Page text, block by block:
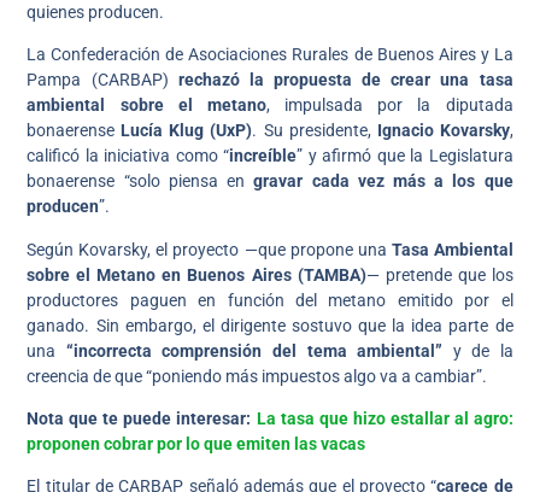
quienes producen.
La Confederación de Asociaciones Rurales de Buenos Aires y La
Pampa (CARBAP) rechazó la propuesta de crear una tasa
ambiental sobre el metano, impulsada por la diputada
bonaerense Lucía Klug (UxP). Su presidente, Ignacio Kovarsky,
calificó la iniciativa como “increíble” y afirmó que la Legislatura
bonaerense “solo piensa engravar cada vez más a los que
producen”.
Según Kovarsky, el proyecto —que propone una Tasa Ambiental
sobre el Metano en Buenos Aires (TAMBA)— pretende que los
productores paguen en función del metano emitido por el
ganado. Sin embargo, el dirigente sostuvo que la idea parte de
una “incorrecta comprensión del tema ambiental” y de la
creencia de que “poniendo más impuestos algo va a cambiar”.
Nota que te puede interesar: La tasa que hizo estallar al agro:
proponen cobrar por lo que emiten las vacas
El titular de CARBAP señaló además que el proyecto “carece de